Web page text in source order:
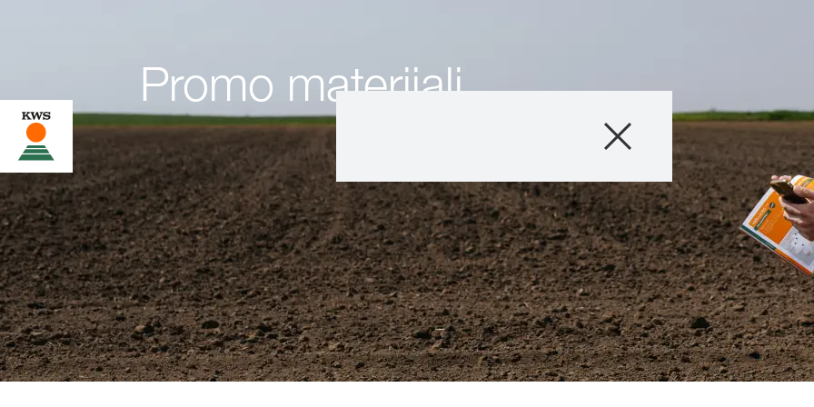
Sortiment
Tehnologija
Vijesti i noviteti
Digitalne usluge
O nama
Promo materijali